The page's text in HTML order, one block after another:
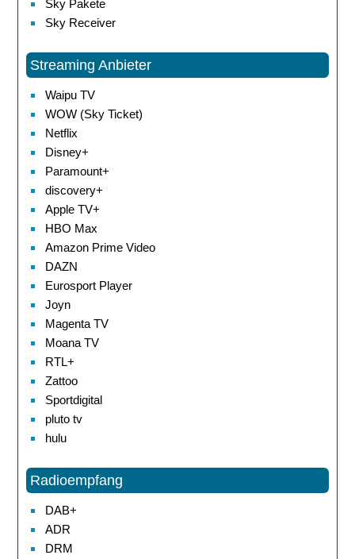
Sky Pakete
Sky Receiver
Streaming Anbieter
Waipu TV
WOW (Sky Ticket)
Netflix
Disney+
Paramount+
discovery+
Apple TV+
HBO Max
Amazon Prime Video
DAZN
Eurosport Player
Joyn
Magenta TV
Moana TV
RTL+
Zattoo
Sportdigital
pluto tv
hulu
Radioempfang
DAB+
ADR
DRM